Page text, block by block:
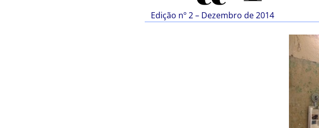
Edição nº 2 – Dezembro de 2014